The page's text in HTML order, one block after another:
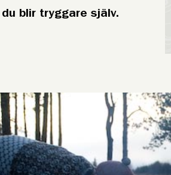
blir tryggare själv.